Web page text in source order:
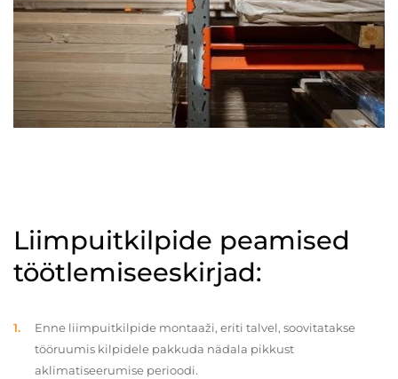
Liimpuitkilpide peamised
töötlemiseeskirjad:
Enne liimpuitkilpide montaaži, eriti talvel, soovitatakse
tööruumis kilpidele pakkuda nädala pikkust
aklimatiseerumise perioodi.